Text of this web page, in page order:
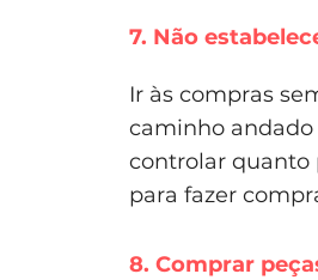
7. Não
Ir às compras
caminho
controlar quanto
para fazer
8. Comprar